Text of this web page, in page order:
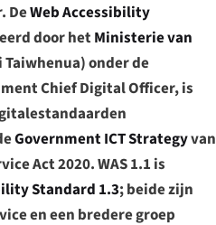
DeWeb Accessibility
door hetMinisterie van
Taiwhenua) onder de
Chief Digital Officer, is
Government ICT Strategyvan
Act 2020. WAS 1.1 is
Standard 1.3; beide zijn
en een bredere groep